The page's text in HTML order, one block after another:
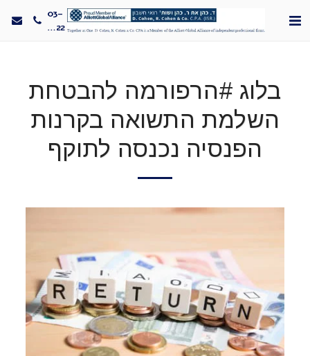
03-
5330022
בלוג #הרפורמה להבטחת
השלמת התשואה בקרנות
הפנסיה נכנסה לתוקף